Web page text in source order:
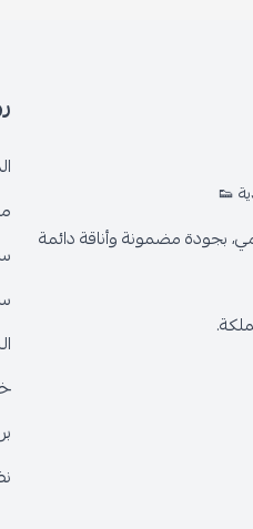
👟
بجودة مضمونة وأناقة دائمة